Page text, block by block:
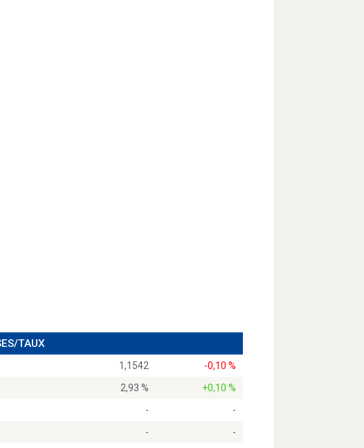
TAUX
1,1542
-0,10 %
2,93 %
+0,10 %
-
-
-
-